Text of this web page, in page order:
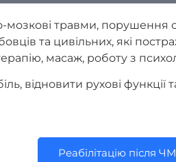
мозкові травми, порушення
та цивільних, які
масаж, роботу з
відновити рухові функції
Реабілітацію після